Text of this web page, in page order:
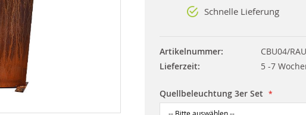
Schnelle Lieferung
Artikelnummer
CBU04/
Lieferzeit
5 -7
Quellbeleuchtung 3er Set